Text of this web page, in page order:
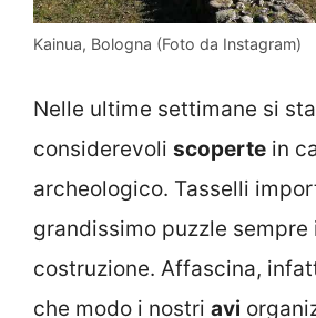
Kainua, Bologna (Foto da Instagram)
Nelle ultime settimane si
considerevoli scoperte in
archeologico. Tasselli
grandissimo puzzle sempre
costruzione. Affascina,
che modo i nostri avi